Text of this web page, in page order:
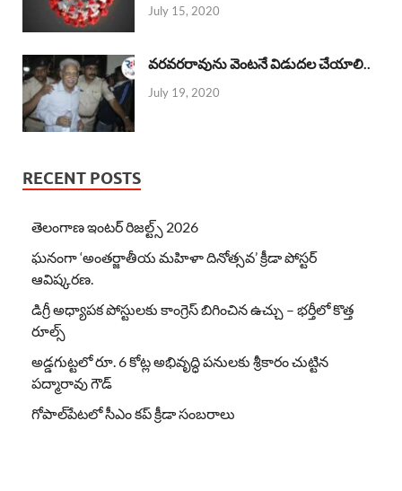
July 15, 2020
వరవరరావును వెంటనే విడుదల చేయాలి..
July 19, 2020
RECENT POSTS
తెలంగాణ ఇంటర్ రిజల్ట్స్ 2026
ఘనంగా ‘అంతర్జాతీయ మహిళా దినోత్సవ’ క్రీడా పోస్టర్
ఆవిష్కరణ.
డిగ్రీ అధ్యాపక పోస్టులకు కాంగ్రెస్ బిగించిన ఉచ్చు – భర్తీలో కొత్త
రూల్స్
అడ్డగుట్టలో రూ. 6 కోట్ల అభివృద్ధి పనులకు శ్రీకారం చుట్టిన
పద్మారావు గౌడ్
గోపాల్‌పేటలో సీఎం కప్ క్రీడా సంబరాలు